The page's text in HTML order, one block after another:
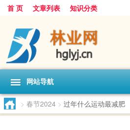
首 页 文章列表 知识分类
网站导航
> 春节2024 > 过年什么运动最减肥